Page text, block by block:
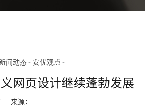
闻动态- 安优观点 -
网页设计继续蓬勃发展
来源：